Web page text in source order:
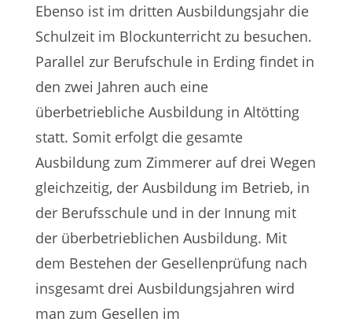
Ebenso ist im dritten Ausbildungsjahr die
Schulzeit im Blockunterricht zu besuchen.
Parallel zur Berufschule in Erding findet in
den zwei Jahren auch eine
überbetriebliche Ausbildung in Altötting
statt. Somit erfolgt die gesamte
Ausbildung zum Zimmerer auf drei Wegen
gleichzeitig, der Ausbildung im Betrieb, in
der Berufsschule und in der Innung mit
der überbetrieblichen Ausbildung. Mit
dem Bestehen der Gesellenprüfung nach
insgesamt drei Ausbildungsjahren wird
man zum Gesellen im